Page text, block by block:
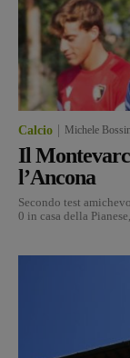
Calcio Michele
Il
l’Ancona
Secondo test
0 in casa della